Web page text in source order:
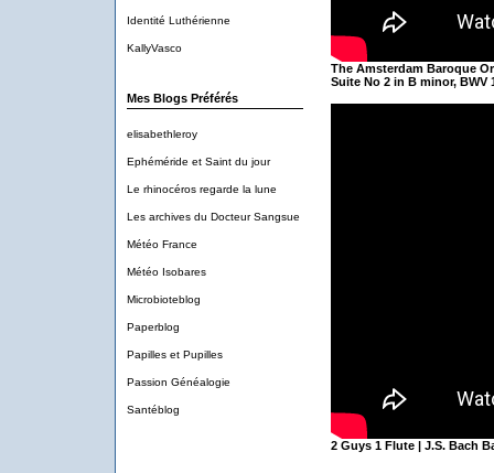
Identité Luthérienne
KallyVasco
Mes Blogs Préférés
elisabethleroy
Ephéméride et Saint du jour
Le rhinocéros regarde la lune
Les archives du Docteur Sangsue
Météo France
Météo Isobares
Microbioteblog
Paperblog
Papilles et Pupilles
Passion Généalogie
Santéblog
The Amsterdam Baroque
Suite No 2 in B minor, BWV
2 Guys 1 Flute | J.S. Bach